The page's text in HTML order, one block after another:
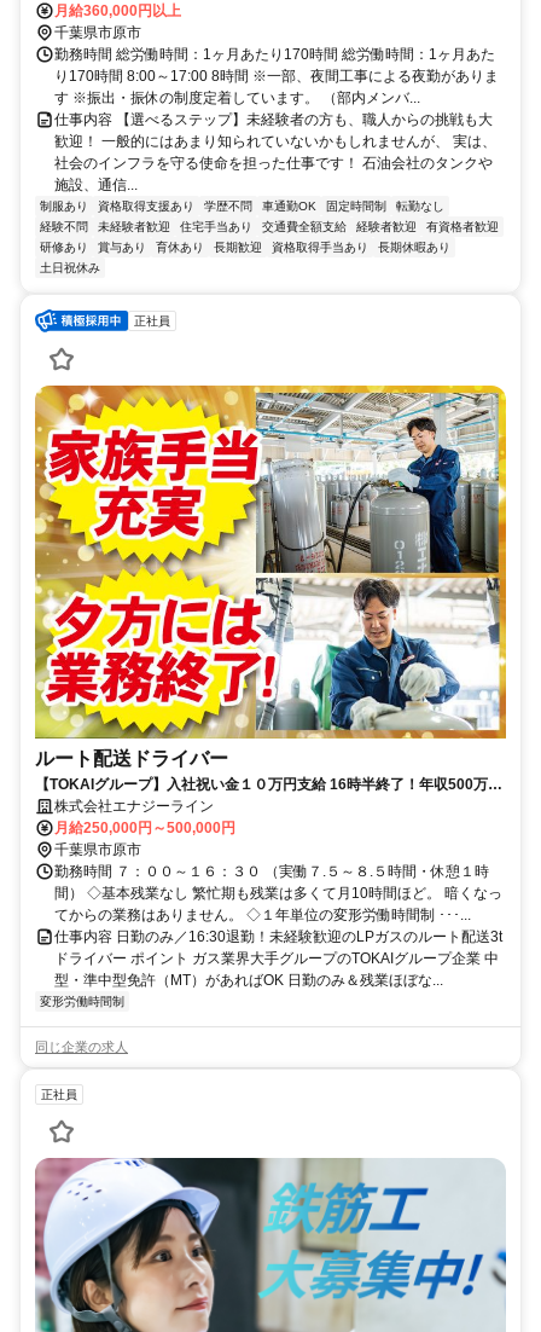
月給360,000円以上
千葉県市原市
勤務時間 総労働時間：1ヶ月あたり170時間 総労働時間：1ヶ月あた
り170時間 8:00～17:00 8時間 ※一部、夜間工事による夜勤がありま
す ※振出・振休の制度定着しています。 （部内メンバ...
仕事内容 【選べるステップ】未経験者の方も、職人からの挑戦も大
歓迎！ 一般的にはあまり知られていないかもしれませんが、 実は、
社会のインフラを守る使命を担った仕事です！ 石油会社のタンクや
施設、通信...
制服あり 資格取得支援あり 学歴不問 車通勤OK 固定時間制
転勤なし
経験不問
未経験者歓迎 住宅手当あり 交通費全額支給 経験者歓迎
有資格者歓迎
研修あり
賞与あり 育休あり 長期歓迎 資格取得手当あり
長期休暇あり
土日祝休み
正社員
ルート配送ドライバー
【TOKAIグループ】入社祝い金１０万円支給 16時半終了！年収500万円
～！ 冬は月収50万円も可
株式会社エナジーライン
月給250,000円～500,000円
千葉県市原市
勤務時間 ７：００～１６：３０ （実働７.５～８.５時間・休憩１時
間） ◇基本残業なし 繁忙期も残業は多くて月10時間ほど。 暗くなっ
てからの業務はありません。 ◇１年単位の変形労働時間制 ･･･...
仕事内容 日勤のみ／16:30退勤！未経験歓迎のLPガスのルート配送3t
ドライバー ポイント ガス業界大手グループのTOKAIグループ企業 中
型・準中型免許（MT）があればOK 日勤のみ＆残業ほぼな...
変形労働時間制
同じ企業の求人
正社員